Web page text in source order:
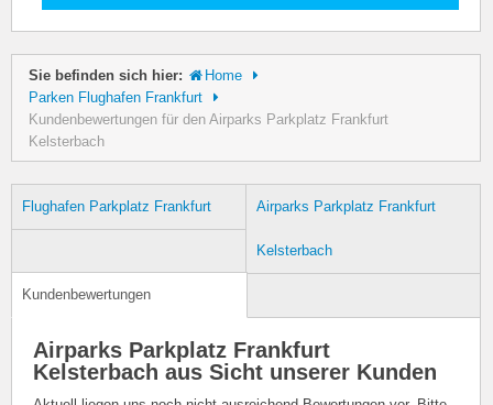
Sie befinden sich hier:
Home
Parken Flughafen Frankfurt
Kundenbewertungen für den Airparks Parkplatz Frankfurt
Kelsterbach
Flughafen Parkplatz Frankfurt Airparks Parkplatz Frankfurt
Kelsterbach
Kundenbewertungen
Airparks Parkplatz Frankfurt
Kelsterbach aus Sicht unserer Kunden